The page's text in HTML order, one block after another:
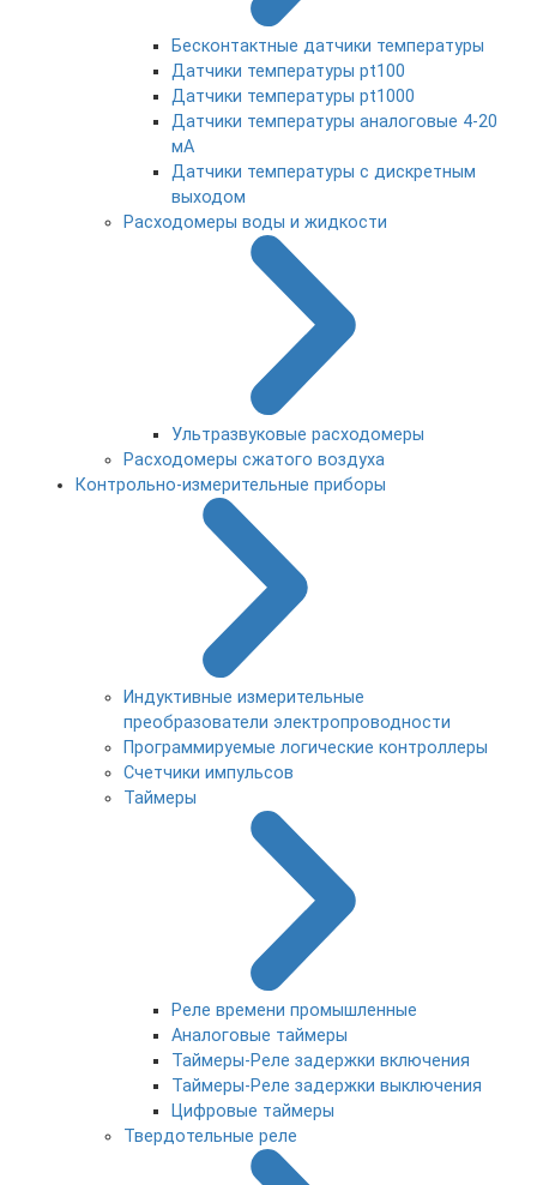
Бесконтактные датчики температуры
Датчики температуры pt100
Датчики температуры pt1000
Датчики температуры аналоговые 4-20
мА
Датчики температуры с дискретным
выходом
Расходомеры воды и жидкости
Ультразвуковые расходомеры
Расходомеры сжатого воздуха
Контрольно-измерительные приборы
Индуктивные измерительные
преобразователи электропроводности
Программируемые логические контроллеры
Счетчики импульсов
Таймеры
Реле времени промышленные
Аналоговые таймеры
Таймеры-Реле задержки включения
Таймеры-Реле задержки выключения
Цифровые таймеры
Твердотельные реле